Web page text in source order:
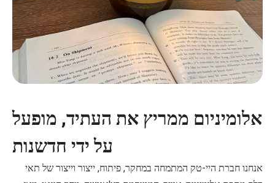
אלומיניום ממריץ את העתיד, מופעל
על ידי חדשנות
אנחנו חברת היי-טק המתמחה במחקר, פיתוח, ייצור וייצור של תאי